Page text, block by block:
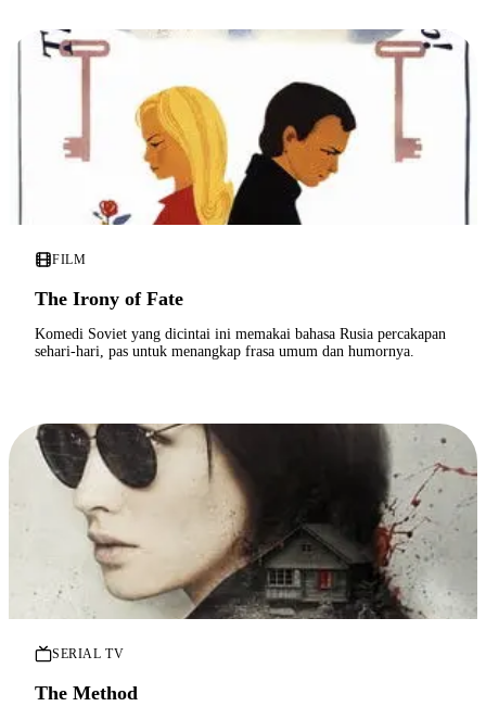
FILM
The Irony of Fate
Komedi Soviet yang dicintai ini memakai bahasa Rusia percakapan
sehari-hari, pas untuk menangkap frasa umum dan humornya.
SERIAL TV
The Method